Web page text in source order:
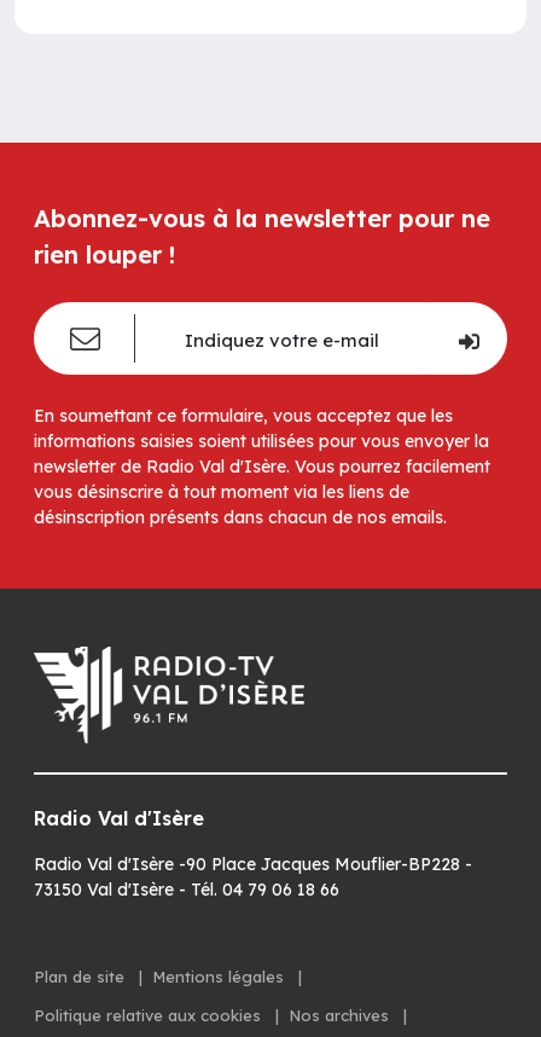
Abonnez-vous à la newsletter pour ne
rien louper !
En soumettant ce formulaire, vous acceptez que les
informations saisies soient utilisées pour vous envoyer la
newsletter de Radio Val d'Isère. Vous pourrez facilement
vous désinscrire à tout moment via les liens de
désinscription présents dans chacun de nos emails.
Radio Val d'Isère
Radio Val d'Isère -90 Place Jacques Mouflier-BP228 -
73150 Val d'Isère - Tél. 04 79 06 18 66
Plan de site | Mentions légales
|
Politique relative aux cookies
| Nos archives |